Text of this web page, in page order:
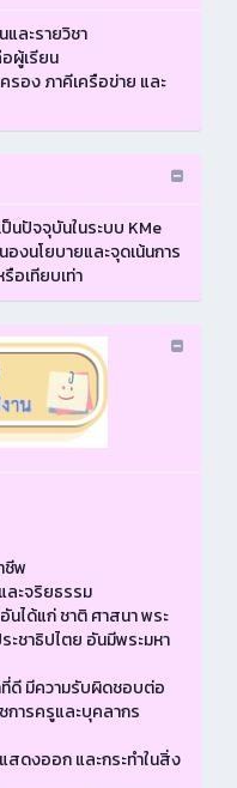
ละรายวิชา
ผู้เรียน
รอง ภาคีเครือข่าย และ
นปัจจุบันในระบบ KMe
นโยบายและจุดเน้นการ
อเทียบเท่า
ชีพ
ละจริยธรรม
นได้แก่ ชาติ ศาสนา พระ
ชาธิปไตย อันมีพระมหา
ดี มีความรับผิดชอบต่อ
การครูและบุคลากร
สดงออก และกระทำในสิ่ง